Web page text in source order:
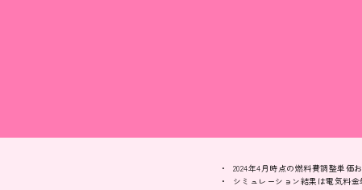
2024年4月時点の燃料費調整単価
シミュレーション結果は電気料金